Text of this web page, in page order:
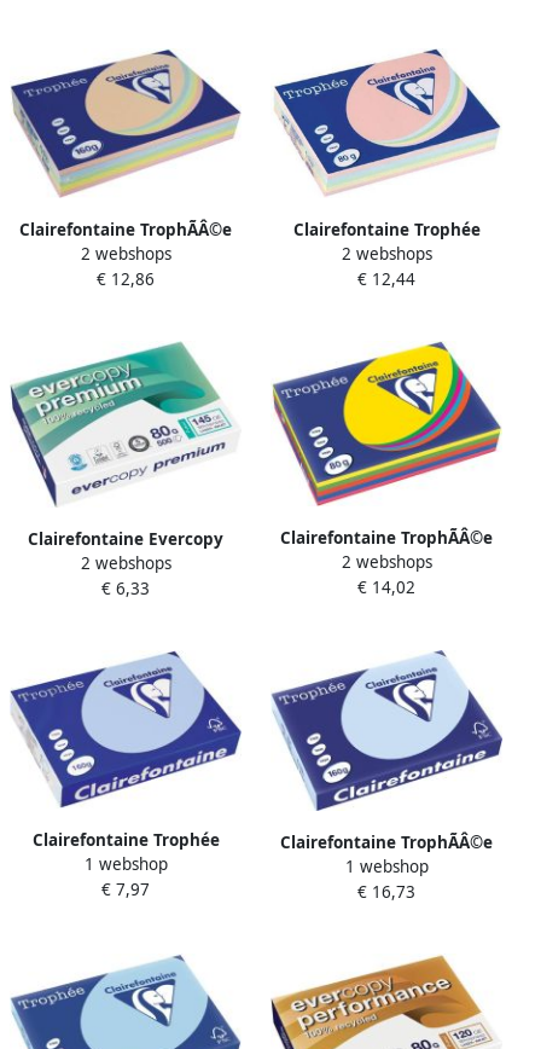
Clairefontaine TrophÃÂ©e
Pastel A4 160 g 5x50 vel
geassorteerde kleuren
2 webshops
€ 12,86
Clairefontaine Trophée
gekleurd papier A4 80 g 5 x
100 vel geassorteerde
2 webshops
€ 12,44
Clairefontaine Evercopy
kopieerpapier Premium ft
A4 80 g pak van 500 vel
2 webshops
€ 6,33
Clairefontaine TrophÃÂ©e
intens A4 80 g 5 x 100 vel
geassorteerde kleuren
2 webshops
€ 14,02
Clairefontaine Trophée
Pastel gekleurd papier A4
160 g 250 vel blauw
1 webshop
€ 7,97
Clairefontaine TrophÃÂ©e
Pastel gekleurd papier A3
160 g 250 vel blauw
1 webshop
€ 16,73